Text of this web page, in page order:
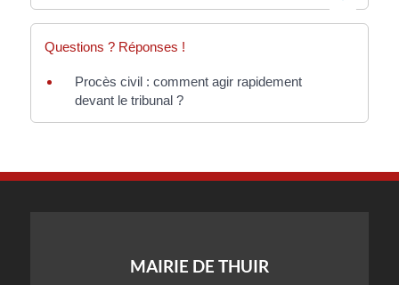
Questions ? Réponses !
Procès civil : comment agir rapidement
devant le tribunal ?
MAIRIE DE THUIR